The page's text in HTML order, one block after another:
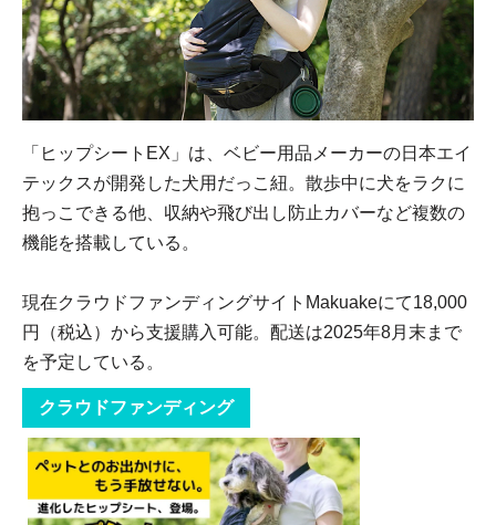
「ヒップシートEX」は、ベビー用品メーカーの日本エイ
テックスが開発した犬用だっこ紐。散歩中に犬をラクに
抱っこできる他、収納や飛び出し防止カバーなど複数の
機能を搭載している。
現在クラウドファンディングサイトMakuakeにて18,000
円（税込）から支援購入可能。配送は2025年8月末まで
を予定している。
クラウドファンディング